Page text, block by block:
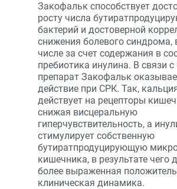
Закофальк способствует
росту числа
бактерий и достоверной
снижения болевого синдрома,
числе за счет содержания в
пребиотика инулина. В связи с
препарат Закофальк
действие при СРК. Так,
действует на рецепторы
снижая висцеральную
гиперчувствительность, а
стимулирует собственную
бутиратпродуцирующую
кишечника, в результате чего
более выраженная
клиническая динамика.